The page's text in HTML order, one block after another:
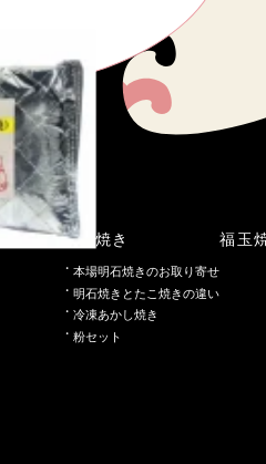
こだわり明石焼き
本場明石焼きのお取り寄せ
明石焼きとたこ焼きの違い
冷凍あかし焼き
粉セット
福玉